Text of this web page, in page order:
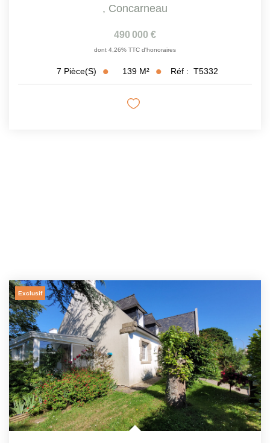
, Concarneau
490 000 €
dont 4,26% TTC d'honoraires
7 Pièce(s) 139 M² Réf : T5332
Exclusif